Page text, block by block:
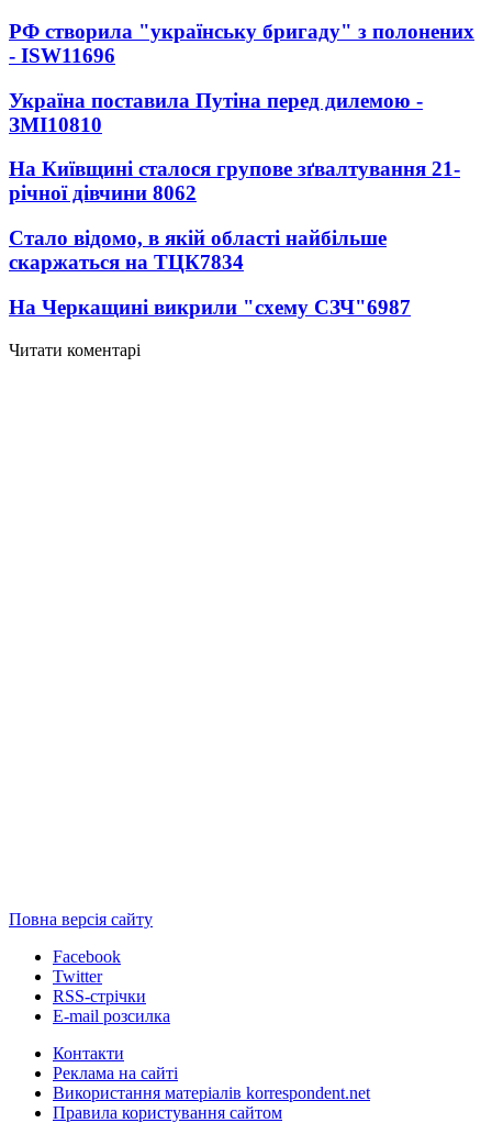
РФ створила "українську бригаду" з полонених
- ISW11696
Україна поставила Путіна перед дилемою -
ЗМІ10810
На Київщині сталося групове зґвалтування 21-
річної дівчини 8062
Стало відомо, в якій області найбільше
скаржаться на ТЦК7834
На Черкащині викрили "схему СЗЧ"6987
Читати коментарі
Повна версія сайту
Facebook
Twitter
RSS-стрічки
E-mail розсилка
Контакти
Реклама на сайті
Використання матеріалів korrespondent.net
Правила користування сайтом